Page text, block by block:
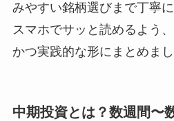
みやすい銘柄選びまで丁寧
スマホでサッと読めるよう
かつ実践的な形にまとめまし
中期投資とは？数週間〜